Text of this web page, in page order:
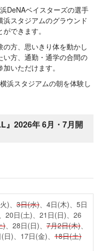
DeNAベイスターズの選手
スタジアムのグラウンド
できます。
方、思いきり体を動かし
い方、通勤・通学の合間の
いただけます。
浜スタジアムの朝を体験し
』2026年 6月・7月開
)、 3日(水)、4日(木)、5日
20日(土)、21日(日)、26
)、28日(日)、 7月2日(木)、
)、17日(金)、 18日(土)